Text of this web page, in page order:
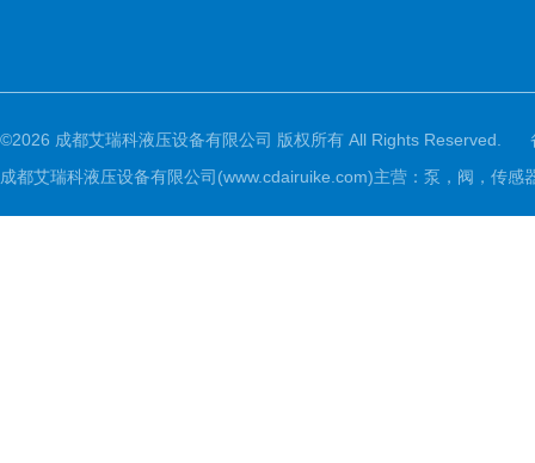
©2026 成都艾瑞科液压设备有限公司 版权所有 All Rights Reserved.
成都艾瑞科液压设备有限公司(www.cdairuike.com)主营：泵，阀，传